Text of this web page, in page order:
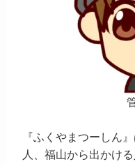
『ふくやまつーしん
人、福山から出かけ